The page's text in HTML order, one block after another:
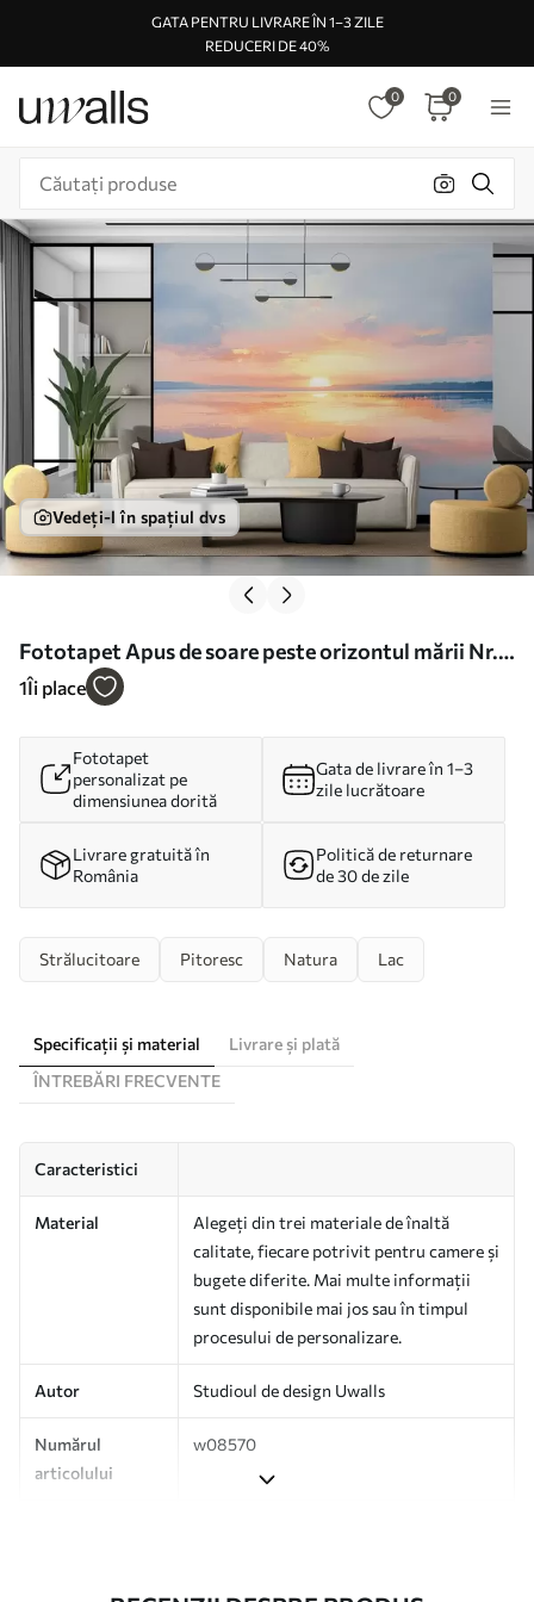
GATA PENTRU LIVRARE ÎN 1–3 ZILE
REDUCERI DE 40%
0 0
Vedeți-l în spațiul dvs
Fototapet Apus de soare peste orizontul mării Nr.
w08570
1Îi place
Fototapet
personalizat pe
dimensiunea dorită
Gata de livrare în 1–3
zile lucrătoare
Livrare gratuită în
România
Politică de returnare
de 30 de zile
Strălucitoare Pitoresc Natura Lac
Specificații și material
Livrare și plată
ÎNTREBĂRI FRECVENTE
Caracteristici
Material
Alegeți din trei materiale de înaltă
calitate, fiecare potrivit pentru camere și
bugete diferite. Mai multe informații
sunt disponibile mai jos sau în timpul
procesului de personalizare.
Autor Studioul de design Uwalls
Numărul
articolului
w08570